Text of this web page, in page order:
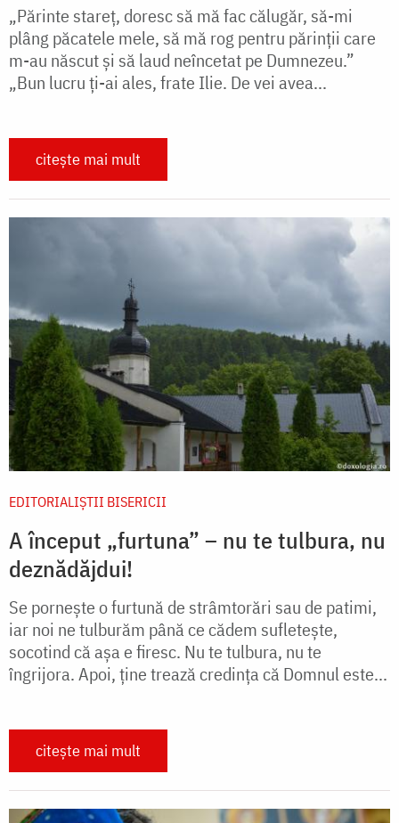
„Părinte stareţ, doresc să mă fac călugăr, să-mi
plâng păcatele mele, să mă rog pentru părinţii care
m-au născut şi să laud neîncetat pe Dumnezeu.”
„Bun lucru ţi-ai ales, frate Ilie. De vei avea...
citește mai mult
EDITORIALIȘTII BISERICII
A început „furtuna” – nu te tulbura, nu
deznădăjdui!
Se pornește o furtună de strâmtorări sau de patimi,
iar noi ne tulburăm până ce cădem sufletește,
socotind că așa e firesc. Nu te tulbura, nu te
îngrijora. Apoi, ține trează credința că Domnul este...
citește mai mult